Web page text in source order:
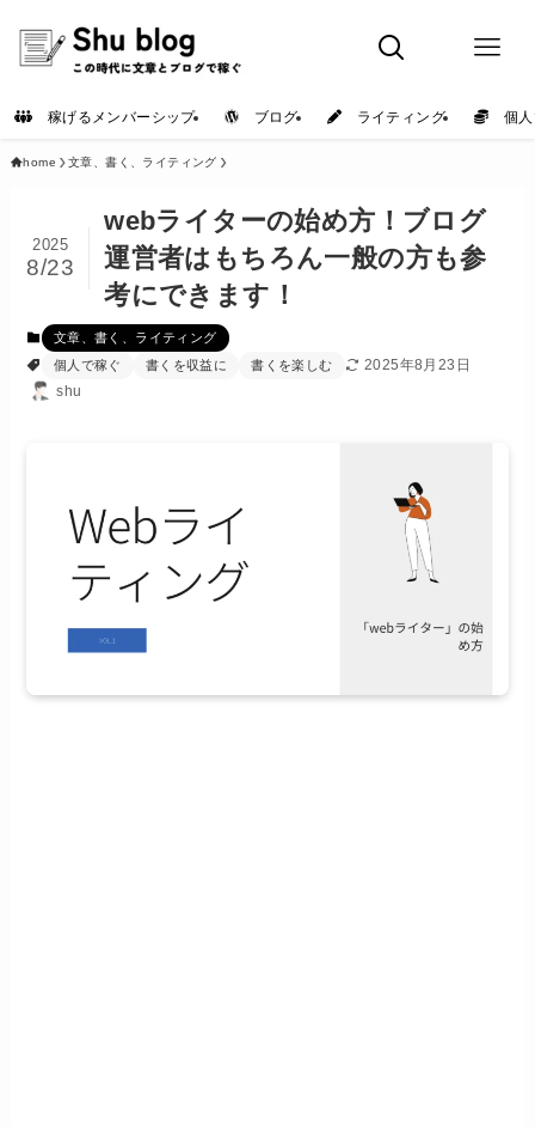
稼げるメンバーシップ ブログ ライティング 個人
home 文章、書く、ライティング
webライターの始め方！ブログ
運営者はもちろん一般の方も参
考にできます！
2025
8/23
文章、書く、ライティング
個人で稼ぐ
書くを収益に 書くを楽しむ
2025年8月23日
shu